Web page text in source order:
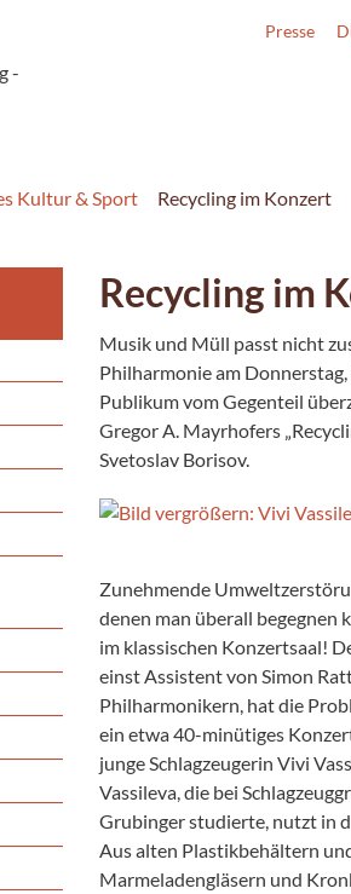
Presse
Kultur & Sport Recycling im Konzert
Recycling im
Musik und Müll passt nicht
Philharmonie am Donnerstag,
Publikum vom Gegenteil
Gregor A. Mayrhofers
Svetoslav Borisov.
Zunehmende
denen man überall begegnen
im klassischen Konzertsaal!
einst Assistent von Simon
Philharmonikern, hat die
ein etwa 40-minütiges
junge Schlagzeugerin Vivi
Vassileva, die bei
Grubinger studierte, nutzt in
Aus alten Plastikbehältern
Marmeladengläsern und